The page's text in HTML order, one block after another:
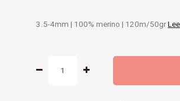
3.5-4mm | 100% merino | 120m/50gr